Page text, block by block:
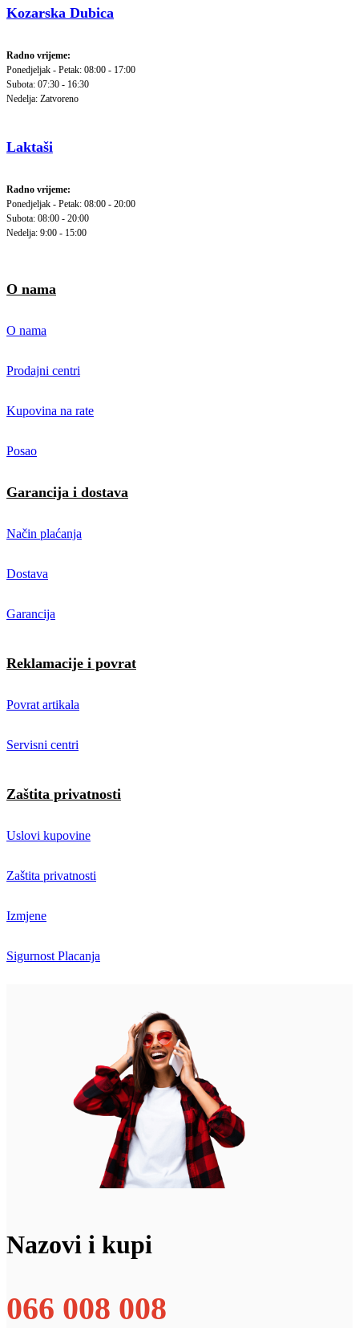
Kozarska Dubica
Radno vrijeme:
Ponedjeljak - Petak: 08:00 - 17:00
Subota: 07:30 - 16:30
Nedelja: Zatvoreno
Laktaši
Radno vrijeme:
Ponedjeljak - Petak: 08:00 - 20:00
Subota: 08:00 - 20:00
Nedelja: 9:00 - 15:00
O nama
O nama
Prodajni centri
Kupovina na rate
Posao
Garancija i dostava
Način plaćanja
Dostava
Garancija
Reklamacije i povrat
Povrat artikala
Servisni centri
Zaštita privatnosti
Uslovi kupovine
Zaštita privatnosti
Izmjene
Sigurnost Placanja
Nazovi i kupi
066 008 008